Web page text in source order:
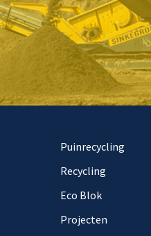
Puinrecycling
Recycling
Eco Blok
Projecten